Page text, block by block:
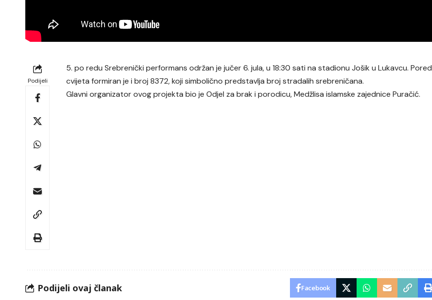
Podijeli
5. po redu Srebrenički performans održan je jučer 6. jula, u 18:30 sati na stadionu Jošik u Lukavcu. Pored
cvijeta formiran je i broj 8372, koji simbolično predstavlja broj stradalih srebreničana.
Glavni organizator ovog projekta bio je Odjel za brak i porodicu, Medžlisa islamske zajednice Puračić.
Podijeli ovaj članak Facebook